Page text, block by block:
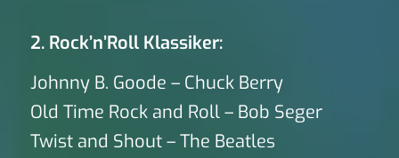
2. Rock’n’Roll Klassiker:
Johnny B. Goode – Chuck Berry
Old Time Rock and Roll – Bob Seger
Twist and Shout – The Beatles